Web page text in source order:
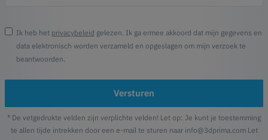
Ik heb het privacybeleid gelezen. Ik ga ermee akkoord dat mijn gegevens en
data elektronisch worden verzameld en opgeslagen om mijn verzoek te
beantwoorden.
Versturen
* De vetgedrukte velden zijn verplichte velden! Let op: Je kunt je toestemming
te allen tijde intrekken door een e-mail te sturen naar info@3dprima.com Let